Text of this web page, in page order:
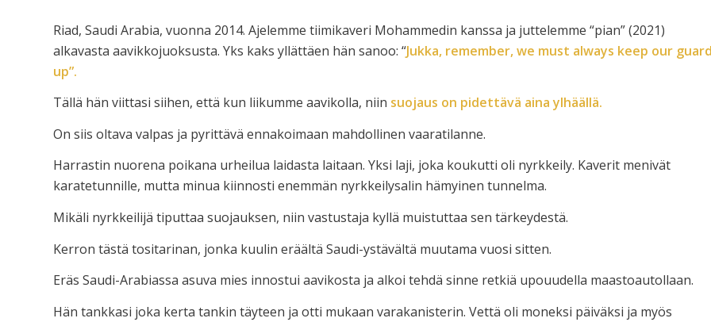
Riad, Saudi Arabia, vuonna 2014. Ajelemme tiimikaveri Mohammedin kanssa ja juttelemme “pian” (2021)
alkavasta aavikkojuoksusta. Yks kaks yllättäen hän sanoo: “Jukka, remember, we must always keep our guard
up”.
Tällä hän viittasi siihen, että kun liikumme aavikolla, niin suojaus on pidettävä aina ylhäällä.
On siis oltava valpas ja pyrittävä ennakoimaan mahdollinen vaaratilanne.
Harrastin nuorena poikana urheilua laidasta laitaan. Yksi laji, joka koukutti oli nyrkkeily. Kaverit menivät
karatetunnille, mutta minua kiinnosti enemmän nyrkkeilysalin hämyinen tunnelma.
Mikäli nyrkkeilijä tiputtaa suojauksen, niin vastustaja kyllä muistuttaa sen tärkeydestä.
Kerron tästä tositarinan, jonka kuulin eräältä Saudi-ystävältä muutama vuosi sitten.
Eräs Saudi-Arabiassa asuva mies innostui aavikosta ja alkoi tehdä sinne retkiä upouudella maastoautollaan.
Hän tankkasi joka kerta tankin täyteen ja otti mukaan varakanisterin. Vettä oli moneksi päiväksi ja myös